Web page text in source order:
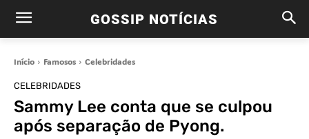
GOSSIP NOTÍCIAS
Início Famosos Celebridades
CELEBRIDADES
Sammy Lee conta que se culpou
após separação de Pyong.